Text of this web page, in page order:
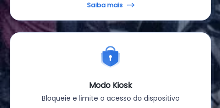
Saiba mais
Modo Kiosk
Bloqueie e limite o acesso do dispositivo